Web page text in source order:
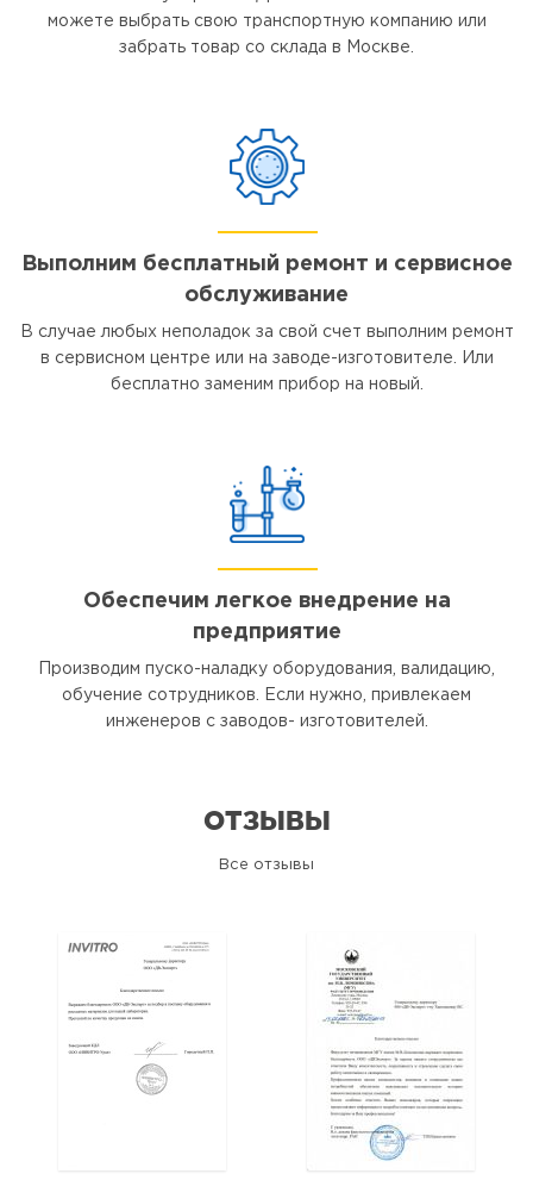
можете выбрать свою транспортную компанию или
забрать товар со склада в Москве.
Выполним бесплатный ремонт и сервисное
обслуживание
В случае любых неполадок за свой счет выполним ремонт
в сервисном центре или на заводе-изготовителе. Или
бесплатно заменим прибор на новый.
Обеспечим легкое внедрение на
предприятие
Производим пуско-наладку оборудования, валидацию,
обучение сотрудников. Если нужно, привлекаем
инженеров с заводов- изготовителей.
ОТЗЫВЫ
Все отзывы